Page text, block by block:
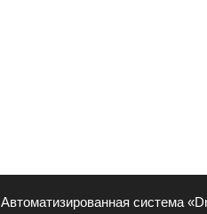
Автоматизированная система